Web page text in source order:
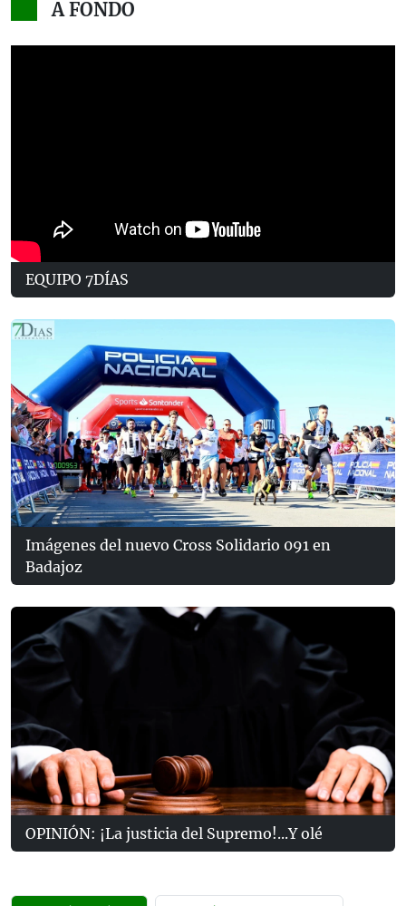
A FONDO
EQUIPO 7DÍAS
Imágenes del nuevo Cross Solidario 091 en
Badajoz
OPINIÓN: ¡La justicia del Supremo!...Y olé